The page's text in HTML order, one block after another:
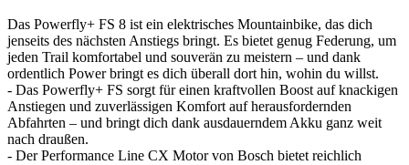
Das Powerfly+ FS 8 ist ein elektrisches Mountainbike, das dich
jenseits des nächsten Anstiegs bringt. Es bietet genug Federung, um
jeden Trail komfortabel und souverän zu meistern – und dank
ordentlich Power bringt es dich überall dort hin, wohin du willst.
- Das Powerfly+ FS sorgt für einen kraftvollen Boost auf knackigen
Anstiegen und zuverlässigen Komfort auf herausfordernden
Abfahrten – und bringt dich dank ausdauerndem Akku ganz weit
nach draußen.
- Der Performance Line CX Motor von Bosch bietet reichlich